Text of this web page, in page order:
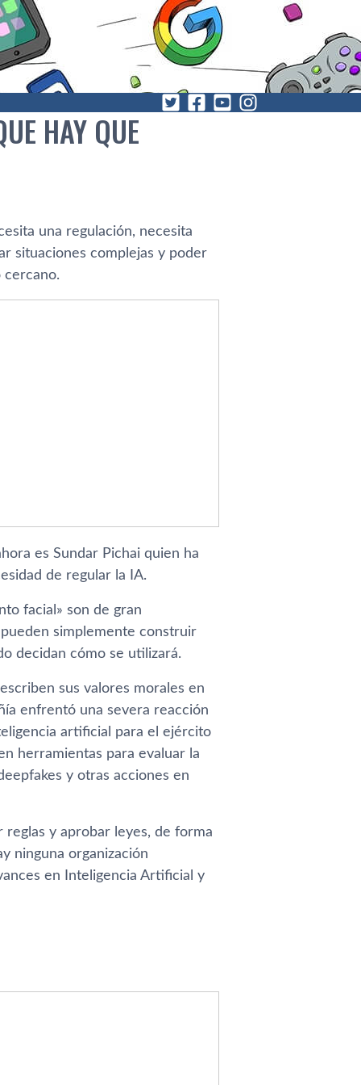
HAY QUE
una regulación, necesita
situaciones complejas y poder
cercano.
es Sundar Pichai quien ha
de regular la IA.
facial» son de gran
simplemente construir
decidan cómo se utilizará.
sus valores morales en
enfrentó una severa reacción
artificial para el ejército
herramientas para evaluar la
y otras acciones en
reglas y aprobar leyes, de forma
ninguna organización
en Inteligencia Artificial y